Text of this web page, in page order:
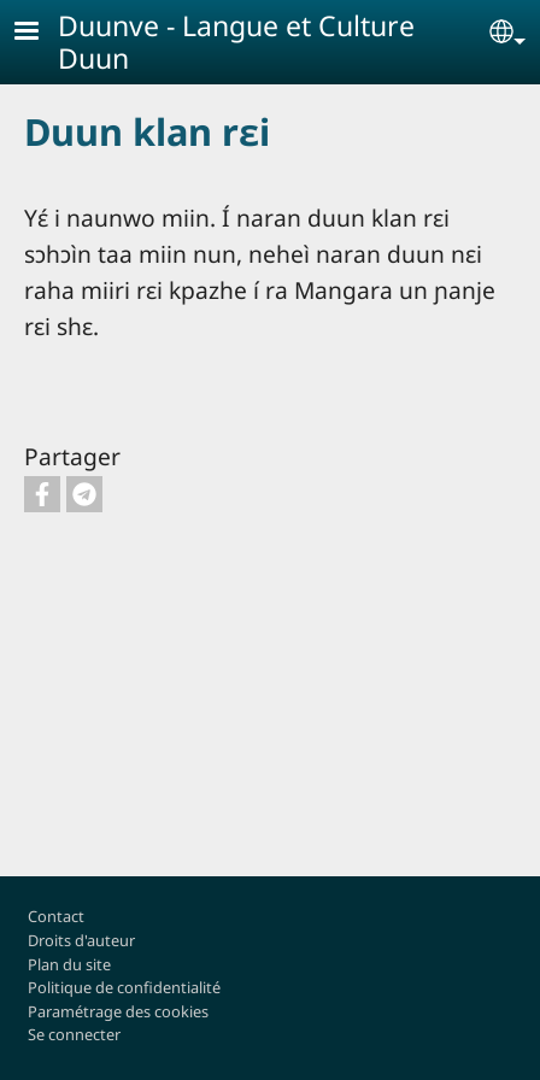
Aller au contenu principal
Duunve - Langue et Culture
Duun
Duun klan rɛi
Yɛ́ i naunwo miin. Í naran duun klan rɛi
sɔhɔìn taa miin nun, neheì naran duun nɛi
raha miiri rɛi kpazhe í ra Mangara un ɲanje
rɛi shɛ.
Partager
Pied de page
Contact
Droits d'auteur
Plan du site
Politique de confidentialité
Paramétrage des cookies
Se connecter